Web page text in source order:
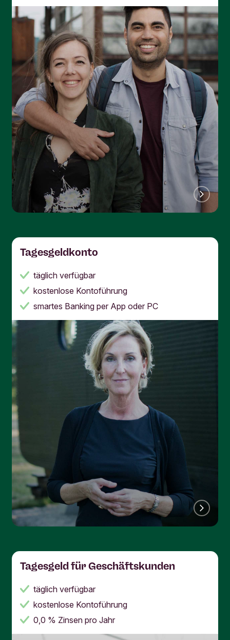
Tagesgeldkonto
täglich verfügbar
kostenlose Kontoführung
smartes Banking per App oder PC
Tagesgeld für Geschäftskunden
täglich verfügbar
kostenlose Kontoführung
0,0 % Zinsen pro Jahr